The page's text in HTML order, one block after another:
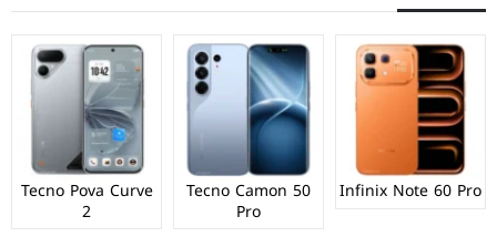
Infinix Note 60 Pro
Tecno Camon 50
Pro
Tecno Pova Curve
2